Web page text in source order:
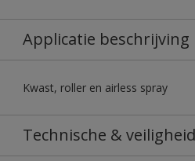
Applicatie beschrijving
Kwast, roller en airless spray
Technische &